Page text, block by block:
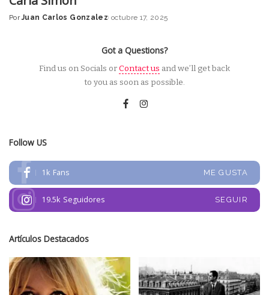
Posted
Por Juan Carlos Gonzalez octubre 17, 2025
Got a Questions?
Find us on Socials orContact us and we’ll get back
to you as soon as possible.
Follow US
1k Fans ME GUSTA
19.5k Seguidores SEGUIR
Artículos Destacados